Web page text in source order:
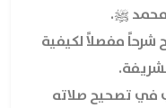
محمد ﷺ.
شرحاً مفصلاً لكيفية
في تصحيح صلاته